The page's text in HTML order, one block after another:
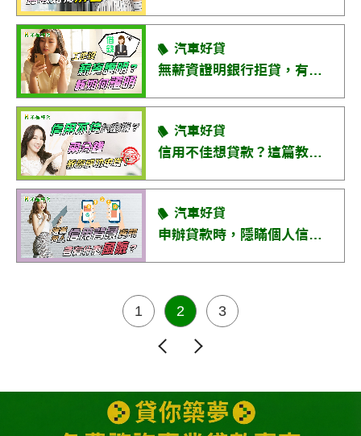
汽車好貸
無薪資證明銀行拒貸，有緊急資金需求怎麼辦？
汽車好貸
信用不佳想貸款？這篇教你提升核准率！
汽車好貸
申辦貸款時，隱瞞個人信用狀況的３大風險，你一定要知道！
1 2 3